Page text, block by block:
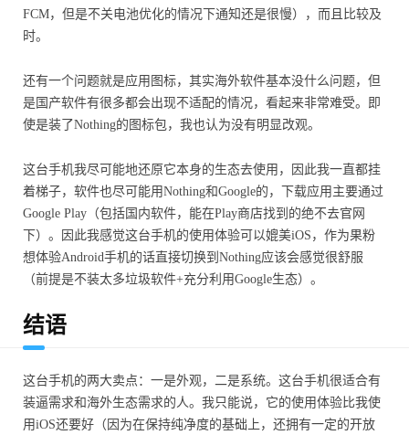
FCM，但是不关电池优化的情况下通知还是很慢），而且比较及
时。
还有一个问题就是应用图标，其实海外软件基本没什么问题，但
是国产软件有很多都会出现不适配的情况，看起来非常难受。即
使是装了Nothing的图标包，我也认为没有明显改观。
这台手机我尽可能地还原它本身的生态去使用，因此我一直都挂
着梯子，软件也尽可能用Nothing和Google的，下载应用主要通过
Google Play（包括国内软件，能在Play商店找到的绝不去官网
下）。因此我感觉这台手机的使用体验可以媲美iOS，作为果粉
想体验Android手机的话直接切换到Nothing应该会感觉很舒服
（前提是不装太多垃圾软件+充分利用Google生态）。
结语
这台手机的两大卖点：一是外观，二是系统。这台手机很适合有
装逼需求和海外生态需求的人。我只能说，它的使用体验比我使
用iOS还要好（因为在保持纯净度的基础上，还拥有一定的开放